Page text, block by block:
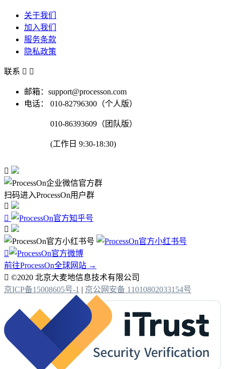
关于我们
加入我们
服务条款
隐私政策
联系  
邮箱：support@processon.com
电话：
010-82796300（个人版）
010-86393609（团队版）
(工作日 9:30-18:30)

扫码进入ProcessOn用户群




前往ProcessOn全球网站 →
 ©2020 北京大麦地信息技术有限公司
京ICP备15008605号-1 | 京公网安备 11010802033154号